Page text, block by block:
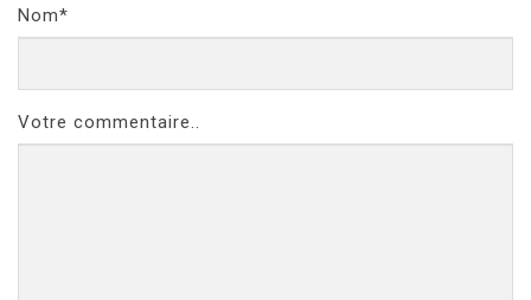
Nom*
Votre commentaire..